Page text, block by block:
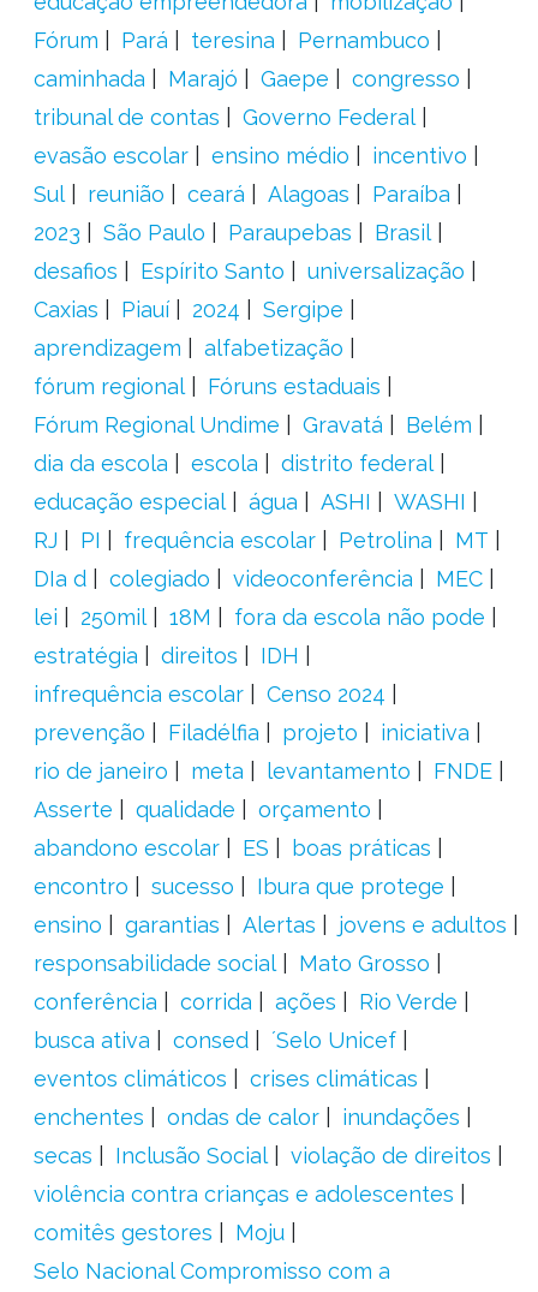
Fórum
Pará teresina
Pernambuco
caminhada
Marajó Gaepe
congresso
tribunal de contas
Governo Federal
evasão escolar
ensino médio
incentivo
Sul
reunião ceará Alagoas
Paraíba
2023
São Paulo Paraupebas
Brasil
desafios
Espírito Santo
universalização
Caxias
Piauí 2024
Sergipe
aprendizagem
alfabetização
fórum regional
Fóruns estaduais
Fórum Regional Undime
Gravatá
Belém
dia da escola
escola
distrito federal
educação especial
água ASHI
WASHI
RJ
PI frequência escolar Petrolina
MT
DIa d
colegiado videoconferência
MEC
lei
250mil 18M
fora da escola não pode
estratégia
direitos
IDH
infrequência escolar
Censo 2024
prevenção
Filadélfia projeto
iniciativa
rio de janeiro
meta levantamento
FNDE
Asserte
qualidade
orçamento
abandono escolar
ES
boas práticas
encontro
sucesso
Ibura que protege
ensino
garantias Alertas
jovens e adultos
responsabilidade social
Mato Grosso
conferência
corrida ações
Rio Verde
busca ativa
consed
´Selo Unicef
eventos climáticos
crises climáticas
enchentes
ondas de calor
inundações
secas
Inclusão Social
violação de direitos
violência contra crianças e adolescentes
comitês gestores
Moju
Selo Nacional Compromisso com a